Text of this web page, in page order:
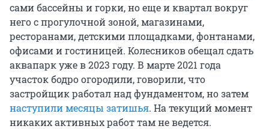
сами бассейны и горки, но еще и квартал вокруг
него с прогулочной зоной, магазинами,
ресторанами, детскими площадками, фонтанами,
офисами и гостиницей. Колесников обещал сдать
аквапарк уже в 2023 году. В марте 2021 года
участок бодро огородили, говорили, что
застройщик работал над фундаментом, но затем
наступили месяцы затишья. На текущий момент
никаких активных работ там не ведется.